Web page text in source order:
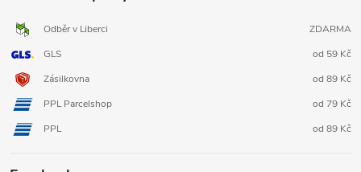
Odběr v Liberci
ZDARMA
GLS
od 59 Kč
Zásilkovna
od 89 Kč
PPL Parcelshop
od 79 Kč
PPL
od 89 Kč